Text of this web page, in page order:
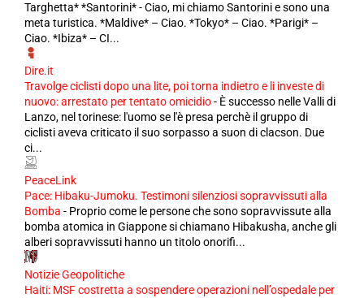
Targhetta* *Santorini* - Ciao, mi chiamo Santorini e sono una
meta turistica. *Maldive* – Ciao. *Tokyo* – Ciao. *Parigi* –
Ciao. *Ibiza* – CI...
Dire.it
Travolge ciclisti dopo una lite, poi torna indietro e li investe di
nuovo: arrestato per tentato omicidio- È successo nelle Valli di
Lanzo, nel torinese: l'uomo se l'è presa perchè il gruppo di
ciclisti aveva criticato il suo sorpasso a suon di clacson. Due
ci...
PeaceLink
Pace: Hibaku-Jumoku. Testimoni silenziosi sopravvissuti alla
Bomba - Proprio come le persone che sono sopravvissute alla
bomba atomica in Giappone si chiamano Hibakusha, anche gli
alberi sopravvissuti hanno un titolo onorifi...
Notizie Geopolitiche
Haiti: MSF costretta a sospendere operazioni nell’ospedale per